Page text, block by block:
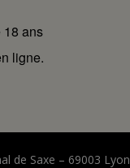
ans
ligne.
de Saxe – 69003 Lyon